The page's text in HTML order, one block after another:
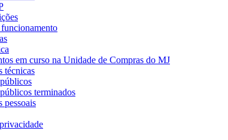
em curso na Unidade de Compras do MJ
técnicas
terminados
pessoais